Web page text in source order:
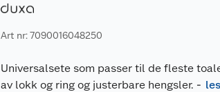
Art nr: 7090016048250
Universalsete som passer til de fleste
av lokk og ring og justerbare hengsler. -